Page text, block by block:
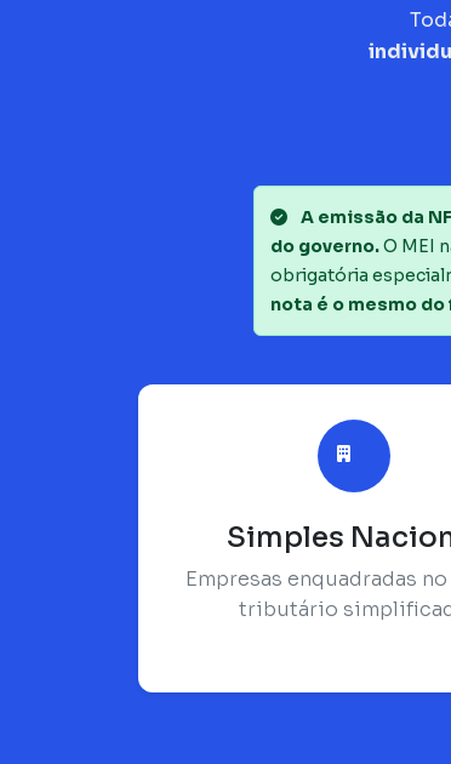
A emissão da
do governo.O MEI
obrigatória
nota é o mesmo
Simples
Empresas enquadradas
tributário